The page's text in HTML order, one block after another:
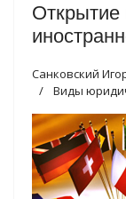
Открытие
Санковский
Виды